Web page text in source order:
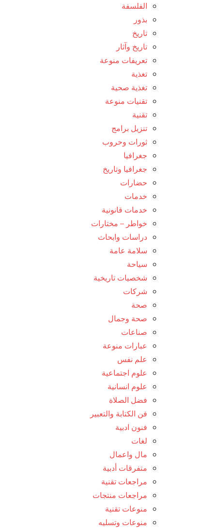
الفلسفة
بذور
تاريخ
تاريخ وآثار
تعريفات منوعة
تغذية
تغذية صحية
تقنيات منوعة
تقنية
تنزيل برامج
ثورات وحروب
جغرافيا
جغرافيا وتاريخ
حضارات
خدمات
خدمات قانونية
خواطر – مختارات
دراسات وابحاث
سلامة عامة
سياحة
شخصيات تاريخية
شركات
صحة
صحة وجمال
صناعات
عبارات منوعة
علم نفس
علوم اجتماعية
علوم انسانية
فضل الصلاة
فن الكتابة والتعبير
فنون ادبية
لغات
مال واعمال
متفرقات أدبية
مراجعات تقنية
مراجعات منتجات
منوعات تقنية
منوعات وتسليه